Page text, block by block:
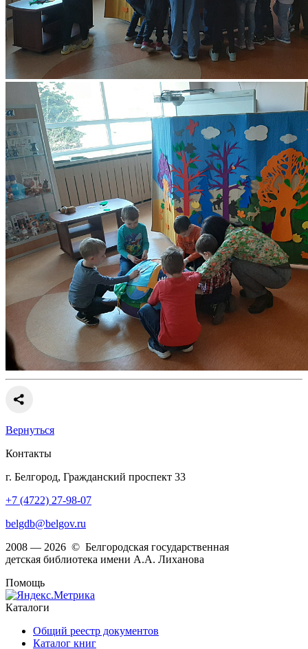
Вернуться
Контакты
г. Белгород, Гражданский проспект 33
+7 (4722) 27-98-07
belgdb@belgov.ru
2008 — 2026 © Белгородская государственная
детская библиотека имени А.А. Лиханова
Помощь
Каталоги
Общий реестр документов
Каталог книг